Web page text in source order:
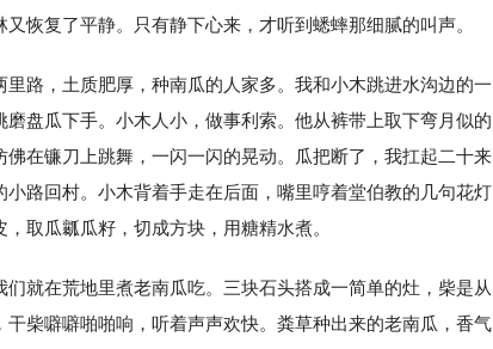
恢复了平静。只有静下心来，才听到蟋蟀那细腻的叫声。
路，土质肥厚，种南瓜的人家多。我和小木跳进水沟边的一
盘瓜下手。小木人小，做事利索。他从裤带上取下弯月似的
在镰刀上跳舞，一闪一闪的晃动。瓜把断了，我扛起二十来
小路回村。小木背着手走在后面，嘴里哼着堂伯教的几句花灯
取瓜瓤瓜籽，切成方块，用糖精水煮。
就在荒地里煮老南瓜吃。三块石头搭成一简单的灶，柴是从
柴噼噼啪啪响，听着声声欢快。粪草种出来的老南瓜，香气